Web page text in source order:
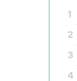
1
2
3
4